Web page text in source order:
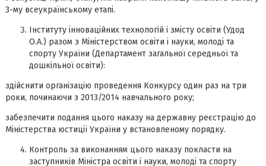
3-му всеукраїнському етапі.
Інституту інноваційних технологій і змісту освіти (Удод
О.А.) разом з Міністерством освіти і науки, молоді та
спорту України (Департамент загальної середньої та
дошкільної освіти):
здійснити організацію проведення Конкурсу один раз на три
роки, починаючи з 2013/2014 навчального року;
забезпечити подання цього наказу на державну реєстрацію до
Міністерства юстиції України у встановленому порядку.
Контроль за виконанням цього наказу покласти на
заступників Міністра освіти і науки, молоді та спорту